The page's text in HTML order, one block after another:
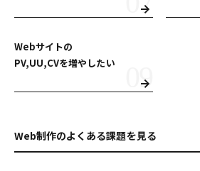
Webサイトの
PV,UU,CVを増やしたい
Web制作のよくある課題を見る